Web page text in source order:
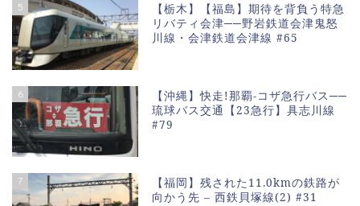
5
【栃木】【福島】期待を背負う特急
リバティ会津──野岩鉄道会津鬼怒
川線・会津鉄道会津線 #65
6
【沖縄】快走!那覇-コザ急行バス──
琉球バス交通【23急行】具志川線
#79
7
【福岡】残された11.0kmの鉄路が
向かう先 – 西鉄貝塚線(2) #31